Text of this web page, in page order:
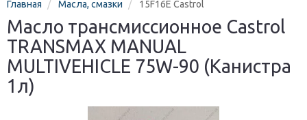
Главная Масла, смазки 15F16E Castrol
Масло трансмиссионное Castrol
TRANSMAX MANUAL
MULTIVEHICLE 75W-90 (Канистра
1л)